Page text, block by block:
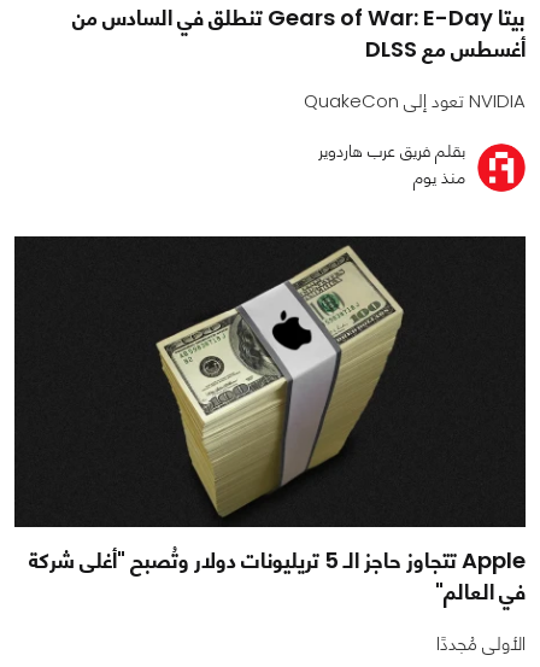
بيتا Gears of War: E-Day تنطلق في السادس من
أغسطس مع DLSS
NVIDIA تعود إلى QuakeCon
بقلم فريق عرب هاردوير
منذ يوم
Apple تتجاوز حاجز الـ 5 تريليونات دولار وتُصبح "أغلى شركة
في العالم"
الأولى مُجددًا